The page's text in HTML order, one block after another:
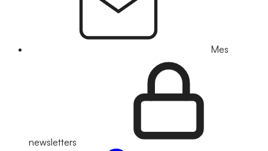
Mes
newsletters